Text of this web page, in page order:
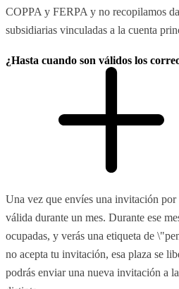
COPPA y FERPA y no recopilamos
subsidiarias vinculadas a la cuenta
¿Hasta cuando son válidos los
Una vez que envíes una invitación por
válida durante un mes. Durante ese
ocupadas, y verás una etiqueta de
no acepta tu invitación, esa plaza se
podrás enviar una nueva invitación a